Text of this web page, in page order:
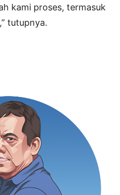
kami proses, termasuk
tutupnya.